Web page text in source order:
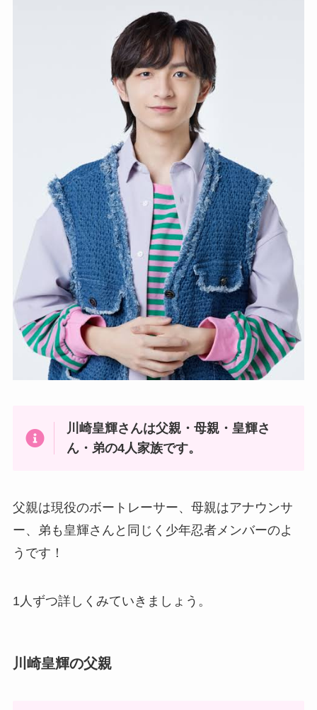
川崎皇輝さんは父親・母親・皇輝さ
ん・弟の4人家族です。
父親は現役のボートレーサー、母親はアナウンサ
ー、弟も皇輝さんと同じく少年忍者メンバーのよ
うです！
1人ずつ詳しくみていきましょう。
川崎皇輝の父親